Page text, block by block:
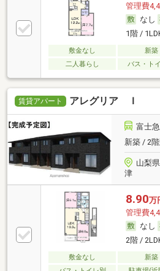
管理費
なし
1階 /
敷金なし 新築
二人暮らし
バス・ト
賃貸アパート アレグリア Ｉ
富士
新築 / 2
山梨
津
8.90万
管理費
なし
2階 /
敷金なし 新築